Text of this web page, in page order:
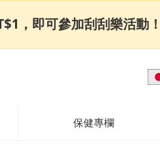
保健專欄
，即可參加刮刮樂活動！